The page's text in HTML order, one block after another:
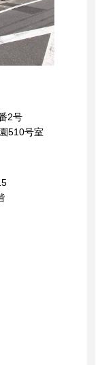
2号
510号室